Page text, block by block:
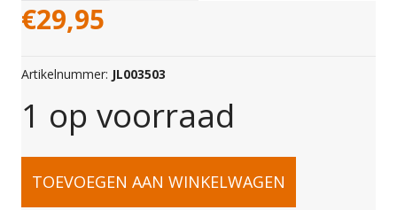
€29,95
Artikelnummer: JL003503
1 op voorraad
A6
TOEVOEGEN AAN WINKELWAGEN